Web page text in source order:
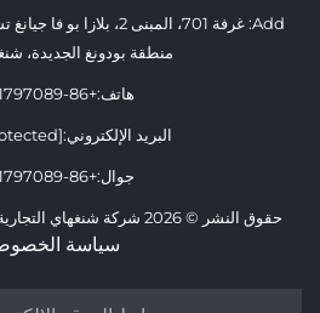
منطقة بودونغ الجديدة،
هاتف:+86-13701797089
البريد الإلكتروني:[email protected]
جوال:+86-13701797089
حقوق النشر © 2026 شركة شنغهاي التجارية جود. جميع الحقوق محفوظة
سياسة